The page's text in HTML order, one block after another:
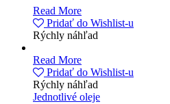
Read More
Pridať do Wishlist-u
Rýchly náhľad
Read More
Pridať do Wishlist-u
Rýchly náhľad
Jednotlivé oleje